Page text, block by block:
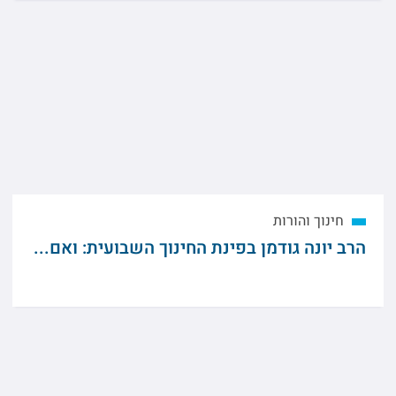
חינוך והורות
הרב יונה גודמן בפינת החינוך השבועית: ואם...